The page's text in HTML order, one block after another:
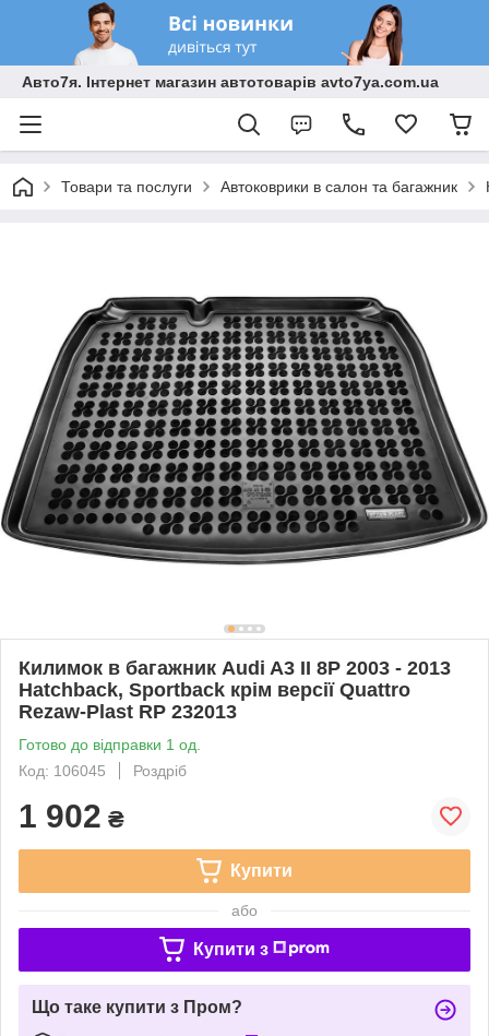
Авто7я. Інтернет магазин автотоварів avto7ya.com.ua
Товари та послуги Автоковрики в салон та багажник
Килимок в багажник Audi A3 II 8P 2003 - 2013
Hatchback, Sportback крім версії Quattro
Rezaw-Plast RP 232013
Готово до відправки 1 од.
Код: 106045
Роздріб
1 902 ₴
Купити
або
Купити з
Що таке купити з Пром?